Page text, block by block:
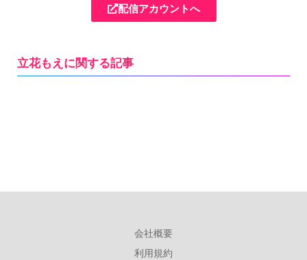
配信アカウントへ
立花もえに関する記事
会社概要
利用規約